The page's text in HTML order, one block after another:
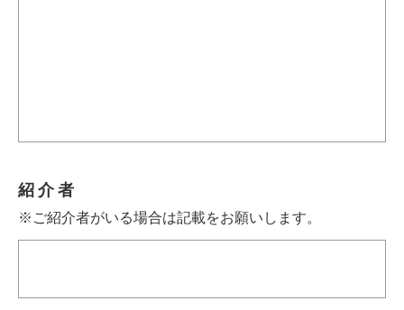
紹介者
※ご紹介者がいる場合は記載をお願いします。